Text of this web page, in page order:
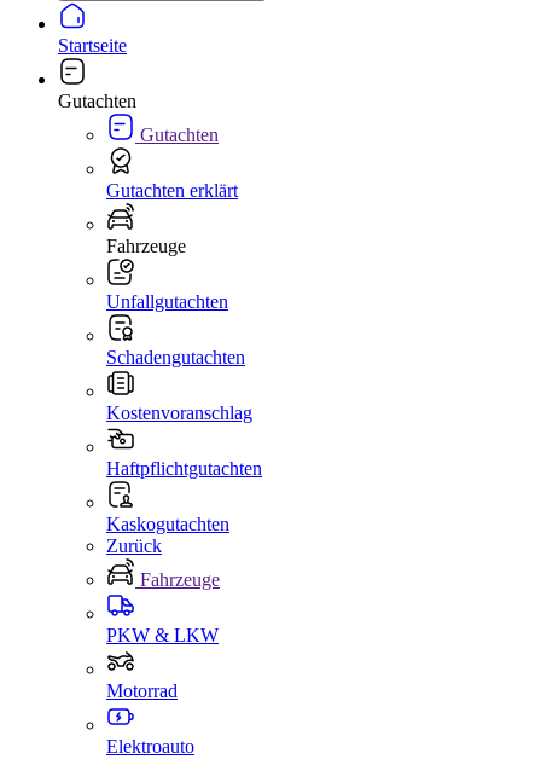
Startseite
Gutachten
Gutachten
Gutachten erklärt
Fahrzeuge
Unfallgutachten
Schadengutachten
Kostenvoranschlag
Haftpflichtgutachten
Kaskogutachten
Zurück
Fahrzeuge
PKW & LKW
Motorrad
Elektroauto